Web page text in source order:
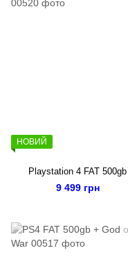
НОВИЙ
Playstation 4 FAT 500gb
9 499 грн